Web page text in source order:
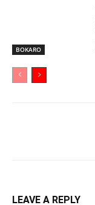
BOKARO
LEAVE A REPLY